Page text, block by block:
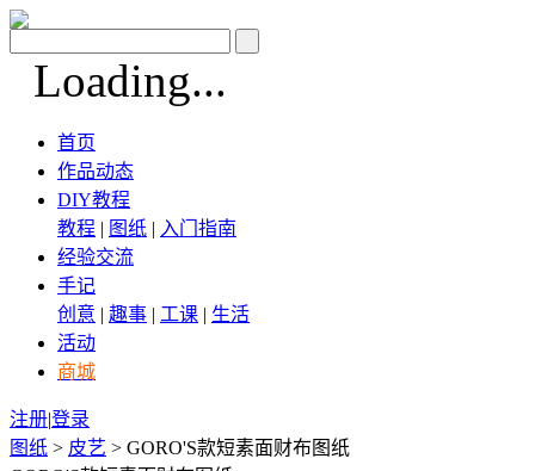
Loading...
首页
作品动态
DIY教程
教程 | 图纸 | 入门指南
经验交流
手记
创意 | 趣事 | 工课 | 生活
活动
商城
注册|登录
图纸 > 皮艺 > GORO'S款短素面财布图纸